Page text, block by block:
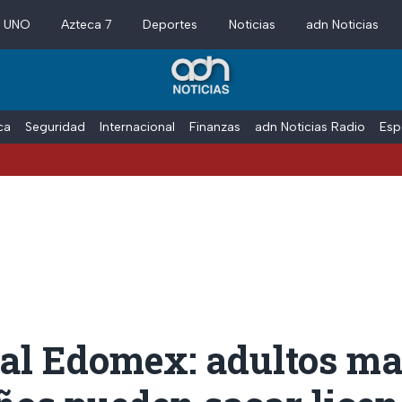
Azteca 7 Deportes Noticias adn Noticias
Seguridad Internacional Finanzas adn Noticias Radio
Edomex: adultos